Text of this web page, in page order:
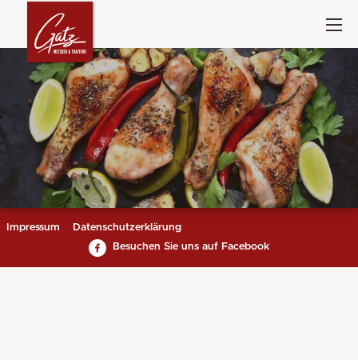
Impressum
Datenschutzerklärung
Besuchen Sie uns auf Facebook